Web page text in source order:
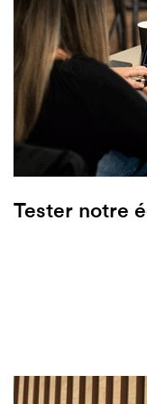
Tester notre